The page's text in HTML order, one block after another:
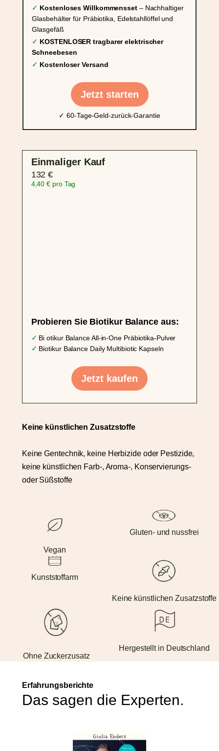
✓ Kostenloses Willkommensset– Nachhaltiger
Glasbehälter für Präbiotika, Edelstahllöffel und
Glasgefäß
✓ KOSTENLOSER tragbarer elektrischer
Schneebesen
✓ Kostenloser Versand
Jetzt starten
✓ 60-Tage-Geld-zurück-Garantie
Einmaliger Kauf
132 €
4,40 € pro Tag
Probieren Sie Biotikur Balance aus:
✓ Bi otikurBalance All-in-One Präbiotika-Pulver
✓ Biotikur Balance Daily Multibiotic Kapseln
Jetzt kaufen
Keine künstlichen Zusatzstoffe
Keine Gentechnik, keine Herbizide oder Pestizide,
keine künstlichen Farb-, Aroma-, Konservierungs-
oder Süßstoffe
Vegan
Gluten- und nussfrei
Kunststoffarm
Keine künstlichen Zusatzstoffe
Ohne Zuckerzusatz
Hergestellt in Deutschland
Erfahrungsberichte
Das sagen die Experten.